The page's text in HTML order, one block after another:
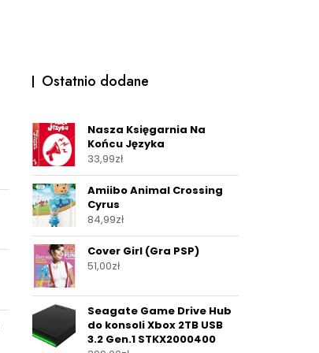
Ostatnio dodane
Nasza Księgarnia Na
Końcu Języka
33,99zł
Amiibo Animal Crossing
Cyrus
84,99zł
Cover Girl (Gra PSP)
51,00zł
Seagate Game Drive Hub
do konsoli Xbox 2TB USB
3.2 Gen.1 STKX2000400